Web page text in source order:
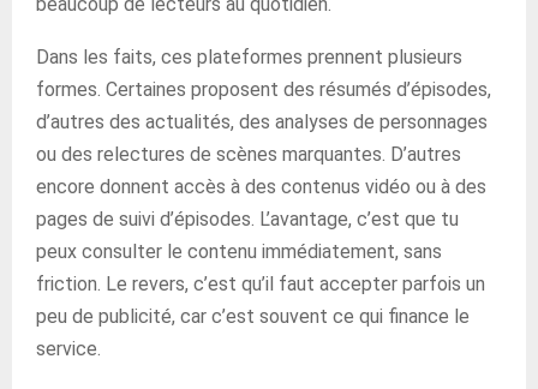
Dans les faits, ces plateformes prennent plusieurs
formes. Certaines proposent des résumés d’épisodes,
d’autres des actualités, des analyses de personnages
ou des relectures de scènes marquantes. D’autres
encore donnent accès à des contenus vidéo ou à des
pages de suivi d’épisodes. L’avantage, c’est que tu
peux consulter le contenu immédiatement, sans
friction. Le revers, c’est qu’il faut accepter parfois un
peu de publicité, car c’est souvent ce qui finance le
service.